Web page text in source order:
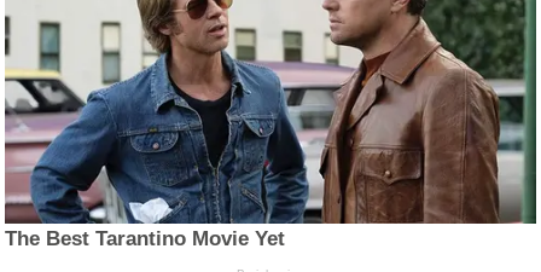
The Best Tarantino Movie Yet